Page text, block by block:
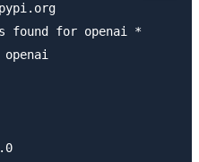
found for openai *